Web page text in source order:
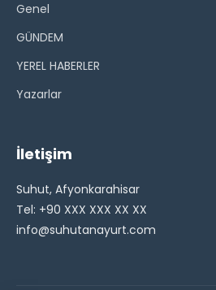
Genel
GÜNDEM
YEREL HABERLER
Yazarlar
İletişim
Suhut, Afyonkarahisar
Tel: +90 XXX XXX XX XX
info@suhutanayurt.com